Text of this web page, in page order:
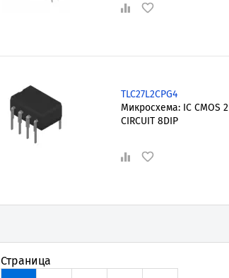
TLC27L2CPG4
Микросхема: IC CMOS 2
CIRCUIT 8DIP
Страница